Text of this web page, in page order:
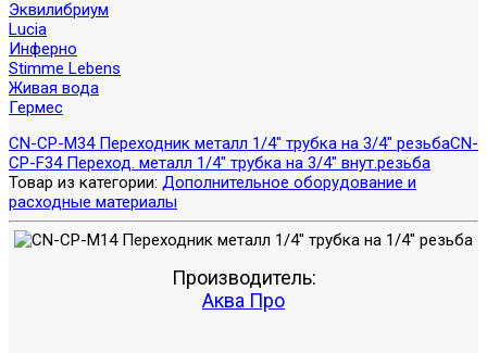
Эквилибриум
Lucia
Инферно
Stimme Lebens
Живая вода
Гермес
CN-CP-M34 Переходник металл 1/4" трубка на 3/4" резьбаCN-
CP-F34 Переход. металл 1/4" трубка на 3/4" внут.резьба
Товар из категории: Дополнительное оборудование и
расходные материалы
Производитель:
Аква Про